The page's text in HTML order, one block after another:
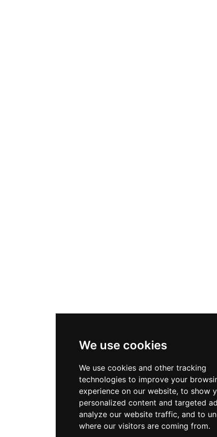
We use cookies
We use cookies and other tracking
technologies to improve your
experience on our website, to show
personalized content and targeted
analyze our website traffic, and to
where our visitors are coming from.